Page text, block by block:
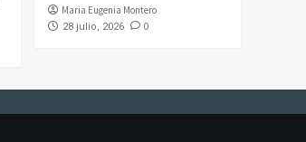
Maria Eugenia Montero
28 julio, 2026 0